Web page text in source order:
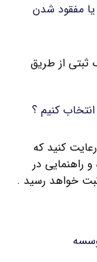
مفقود شدن
ثبتی از طریق
کنیم ؟
کنید که
و راهنمایی در
خواهد رسید .